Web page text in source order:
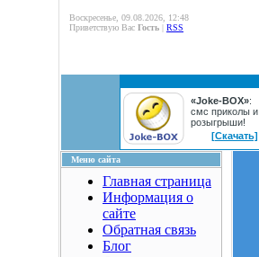
Воскресенье, 09.08.2026, 12:48
Приветствую Вас Гость | RSS
«Joke-BOX»:
смс приколы и
розыгрыши!
[Скачать]
Меню сайта
Главная страница
Информация о
сайте
Обратная связь
Блог